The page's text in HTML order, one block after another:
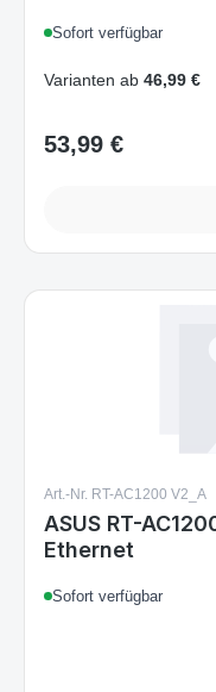
Sofort verfügbar
Varianten ab 46,99 €
Regulärer Preis:
53,99 €
Art.-Nr. RT-AC1200 V2_A
ASUS RT-
Ethernet
Sofort verfügbar